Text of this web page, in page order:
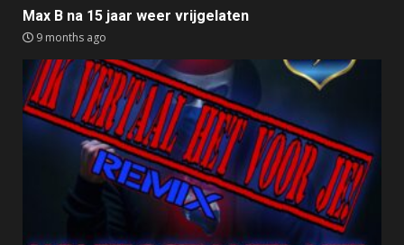
Max B na 15 jaar weer vrijgelaten
9 months ago